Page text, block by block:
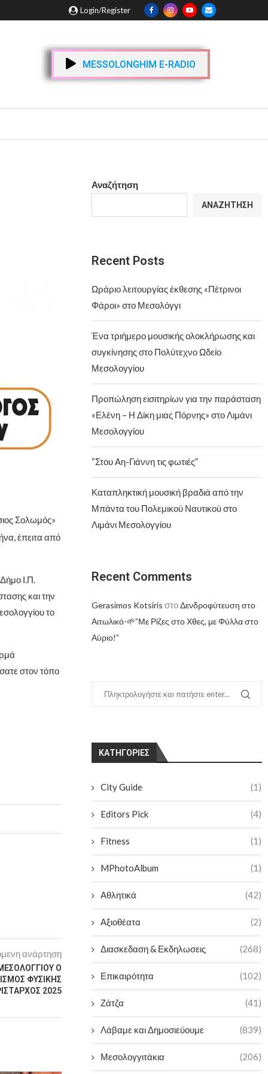
Login/Register
MESSOLONGHIM E-RADIO
Σολωμός»
έπειτα από
Ι.Π.
και την
το
στον τόπο
ανάρτηση
Ο
ΦΥΣΙΚΗΣ
2025
Αναζήτηση
ΑΝΑΖΉΤΗΣΗ
Recent Posts
Ωράριο λειτουργίας έκθεσης «Πέτρινοι
Φάροι» στο Μεσολόγγι
Ένα τριήμερο μουσικής ολοκλήρωσης και
συγκίνησης στο Πολύτεχνο Ωδείο
Μεσολογγίου
Προπώληση εισιτηρίων για την παράσταση
«Ελένη – Η Δίκη μιας Πόρνης» στο Λιμάνι
Μεσολογγίου
“Στου Αη-Γιάννη τις φωτιές”
Καταπληκτική μουσική βραδιά από την
Μπάντα του Πολεμικού Ναυτικού στο
Λιμάνι Μεσολογγίου
Recent Comments
Gerasimos Kotsiris στοΔενδροφύτευση στο
Αιτωλικό-🌱”Με Ρίζες στο Χθες, με Φύλλα στο
Αύριο!”
KΑΤΗΓΟΡΊΕΣ
City Guide (1)
Editors Pick (4)
Fitness (1)
MPhotoAlbum (1)
Αθλητικά (42)
Αξιοθέατα (2)
Διασκεδαση & Εκδηλωσεις (268)
Επικαιρότητα (102)
Ζάτζα (41)
Λάβαμε και Δημοσιεύουμε (839)
Μεσολογγιτάκια (206)